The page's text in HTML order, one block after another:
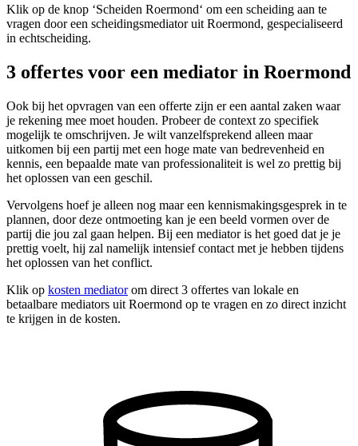
Klik op de knop ‘Scheiden Roermond‘ om een scheiding aan te
vragen door een scheidingsmediator uit Roermond, gespecialiseerd
in echtscheiding.
3 offertes voor een mediator in Roermond
Ook bij het opvragen van een offerte zijn er een aantal zaken waar
je rekening mee moet houden. Probeer de context zo specifiek
mogelijk te omschrijven. Je wilt vanzelfsprekend alleen maar
uitkomen bij een partij met een hoge mate van bedrevenheid en
kennis, een bepaalde mate van professionaliteit is wel zo prettig bij
het oplossen van een geschil.
Vervolgens hoef je alleen nog maar een kennismakingsgesprek in te
plannen, door deze ontmoeting kan je een beeld vormen over de
partij die jou zal gaan helpen. Bij een mediator is het goed dat je je
prettig voelt, hij zal namelijk intensief contact met je hebben tijdens
het oplossen van het conflict.
Klik op kosten mediatorom direct 3 offertes van lokale en
betaalbare mediators uit Roermond op te vragen en zo direct inzicht
te krijgen in de kosten.